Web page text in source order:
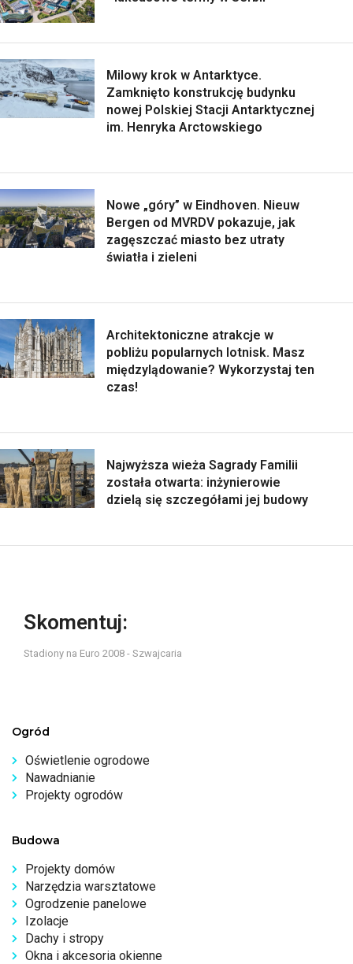
Milowy krok w Antarktyce.
Zamknięto konstrukcję budynku
nowej Polskiej Stacji Antarktycznej
im. Henryka Arctowskiego
Nowe „góry” w Eindhoven. Nieuw
Bergen od MVRDV pokazuje, jak
zagęszczać miasto bez utraty
światła i zieleni
Architektoniczne atrakcje w
pobliżu popularnych lotnisk. Masz
międzylądowanie? Wykorzystaj ten
czas!
Najwyższa wieża Sagrady Familii
została otwarta: inżynierowie
dzielą się szczegółami jej budowy
Skomentuj:
Stadiony na Euro 2008 - Szwajcaria
Ogród
Oświetlenie ogrodowe
Nawadnianie
Projekty ogrodów
Budowa
Projekty domów
Narzędzia warsztatowe
Ogrodzenie panelowe
Izolacje
Dachy i stropy
Okna i akcesoria okienne